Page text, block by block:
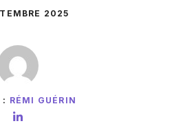
2025
: RÉMI GUÉRIN